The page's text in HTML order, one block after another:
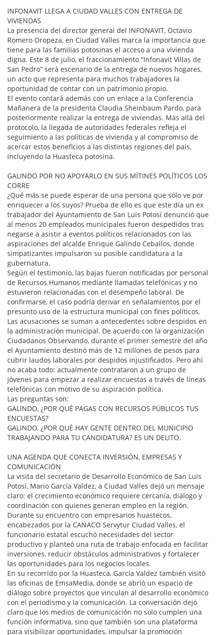
INFONAVIT LLEGA A CIUDAD VALLES CON ENTREGA DE
VIVIENDAS
La presencia del director general del INFONAVIT, Octavio
Romero Oropeza, en Ciudad Valles marca la importancia que
tiene para las familias potosinas el acceso a una vivienda
digna. Este 8 de julio, el fraccionamiento “Infonavit Villas de
San Pedro” será escenario de la entrega de nuevos hogares,
un acto que representa para muchos trabajadores la
oportunidad de contar con un patrimonio propio.
El evento contará además con un enlace a la Conferencia
Mañanera de la presidenta Claudia Sheinbaum Pardo, para
posteriormente realizar la entrega de viviendas. Más allá del
protocolo, la llegada de autoridades federales refleja el
seguimiento a las políticas de vivienda y al compromiso de
acercar estos beneficios a las distintas regiones del país,
incluyendo la Huasteca potosina.
GALINDO POR NO APOYARLO EN SUS MÍTINES POLÍTICOS LOS
CORRE
¿Qué más se puede esperar de una persona que sólo ve por
enriquecer a los suyos? Prueba de ello es que este día un ex
trabajador del Ayuntamiento de San Luis Potosí denunció que
al menos 20 empleados municipales fueron despedidos tras
negarse a asistir a eventos políticos relacionados con las
aspiraciones del alcalde Enrique Galindo Ceballos, donde
simpatizantes impulsaron su posible candidatura a la
gubernatura.
Según el testimonio, las bajas fueron notificadas por personal
de Recursos Humanos mediante llamadas telefónicas y no
estuvieron relacionadas con el desempeño laboral. De
confirmarse, el caso podría derivar en señalamientos por el
presunto uso de la estructura municipal con fines políticos.
Las acusaciones se suman a antecedentes sobre despidos en
la administración municipal. De acuerdo con la organización
Ciudadanos Observando, durante el primer semestre del año
el Ayuntamiento destinó más de 12 millones de pesos para
cubrir laudos laborales por despidos injustificados. Pero ahí
no acaba todo: actualmente contrataron a un grupo de
jóvenes para empezar a realizar encuestas a través de líneas
telefónicas con motivo de su aspiración política.
Las preguntas son:
GALINDO, ¿POR QUÉ PAGAS CON RECURSOS PÚBLICOS TUS
ENCUESTAS?
GALINDO, ¿POR QUÉ HAY GENTE DENTRO DEL MUNICIPIO
TRABAJANDO PARA TU CANDIDATURA? ES UN DELITO.
UNA AGENDA QUE CONECTA INVERSIÓN, EMPRESAS Y
COMUNICACIÓN
La visita del secretario de Desarrollo Económico de San Luis
Potosí, Mario García Valdez, a Ciudad Valles dejó un mensaje
claro: el crecimiento económico requiere cercanía, diálogo y
coordinación con quienes generan empleo en la región.
Durante su encuentro con empresarios huastecos,
encabezados por la CANACO Servytur Ciudad Valles, el
funcionario estatal escuchó necesidades del sector
productivo y planteó una ruta de trabajo enfocada en facilitar
inversiones, reducir obstáculos administrativos y fortalecer
las oportunidades para los negocios locales.
En su recorrido por la Huasteca, García Valdez también visitó
las oficinas de EmsaMedia, donde se abrió un espacio de
diálogo sobre proyectos que vinculan al desarrollo económico
con el periodismo y la comunicación. La conversación dejó
claro que los medios de comunicación no solo cumplen una
función informativa, sino que también son una plataforma
para visibilizar oportunidades, impulsar la promoción